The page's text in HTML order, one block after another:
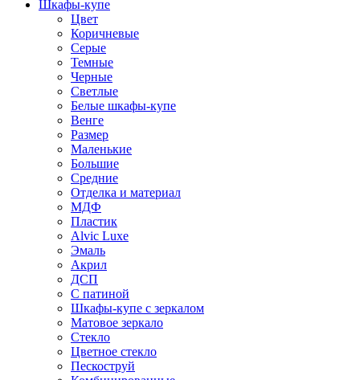
Шкафы-купе
Цвет
Коричневые
Серые
Темные
Черные
Светлые
Белые шкафы-купе
Венге
Размер
Маленькие
Большие
Средние
Отделка и материал
МДФ
Пластик
Alvic Luxe
Эмаль
Акрил
ДСП
С патиной
Шкафы-купе с зеркалом
Матовое зеркало
Стекло
Цветное стекло
Пескоструй